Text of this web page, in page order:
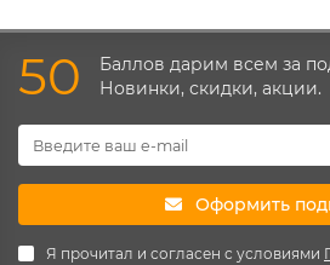
50
Баллов дарим всем за
Новинки, скидки, акции.
Оформить
Я прочитал и согласен с условиями